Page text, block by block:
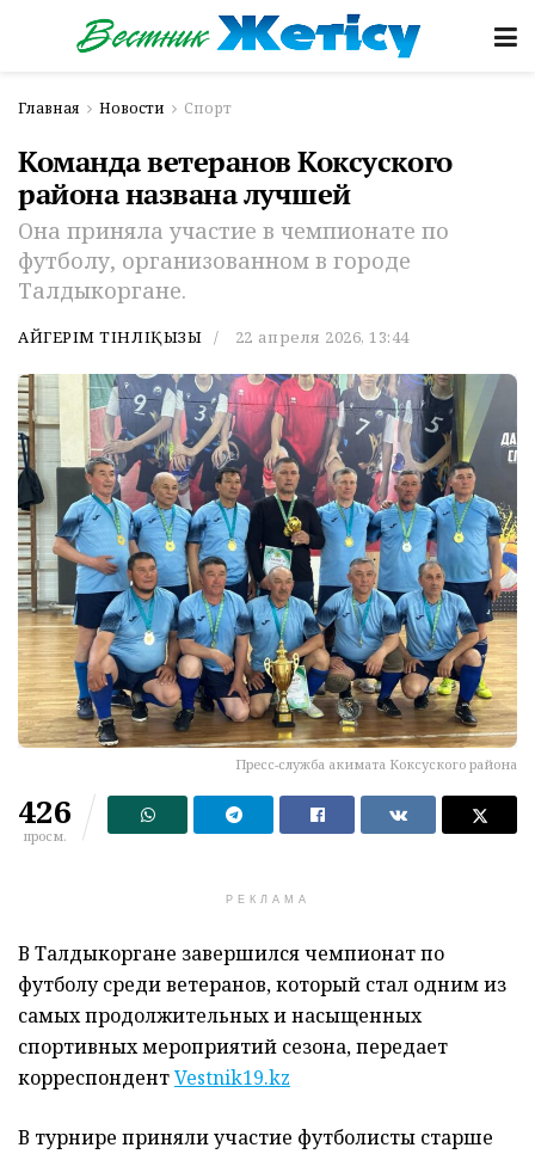
Главная Новости Спорт
Команда ветеранов Коксуского
района названа лучшей
Она приняла участие в чемпионате по
футболу, организованном в городе
Талдыкоргане.
АЙГЕРІМ ТІНӘЛІҚЫЗЫ 22 апреля 2026, 13:44
Пресс-служба акимата Коксуского района
426
просм.
РЕКЛАМА
В Талдыкоргане завершился чемпионат по
футболу среди ветеранов, который стал одним из
самых продолжительных и насыщенных
спортивных мероприятий сезона, передает
корреспондентVestnik19.kz
В турнире приняли участие футболисты старше